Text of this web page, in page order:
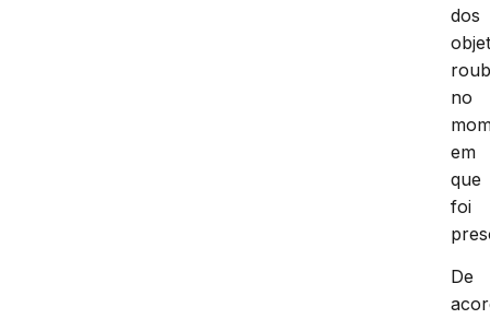
dos
no
em
que
foi
De